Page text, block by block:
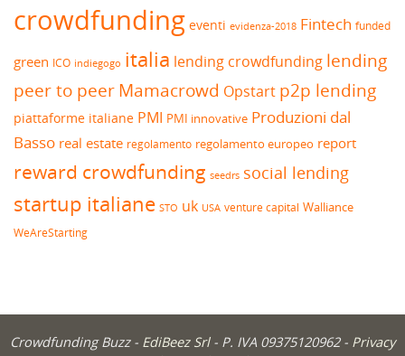
crowdfunding eventi evidenza-2018 Fintech funded
green ICO indiegogo italia lending crowdfunding lending
peer to peerMamacrowd Opstart p2p lending
piattaforme italiane PMI PMI innovative Produzioni dal
Basso real estate regolamento regolamento europeo report
reward crowdfunding seedrs social lending
startup italiane STO uk USA venture capital Walliance
WeAreStarting
Crowdfunding Buzz - EdiBeez Srl - P. IVA 09375120962 - Privacy